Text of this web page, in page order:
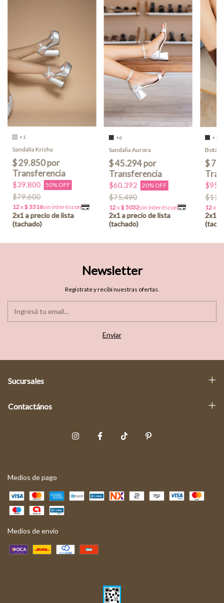
+1
Sandalia Krisha
$39.800 50% OFF
$79.600
+6
Sandalia Aurora
$60.392 20% OFF
$75.490
+1
Bota
Newsletter
Registrate y recibí nuestras ofertas.
Sucursales
Contactános
Medios de pago
Medios de envío